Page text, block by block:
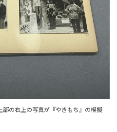
の右上の写真が『やきもち』の模擬